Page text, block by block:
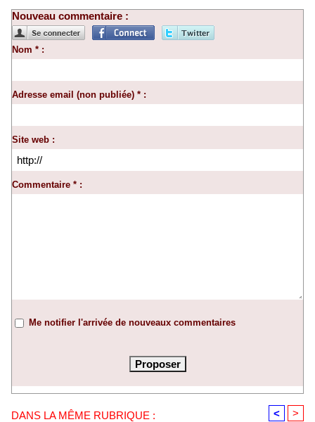
Nouveau commentaire :
Nom * :
Adresse email (non publiée) * :
Site web :
Commentaire * :
Me notifier l'arrivée de nouveaux commentaires
DANS LA MÊME RUBRIQUE : < >